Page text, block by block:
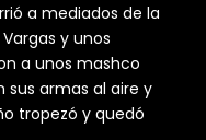
a mediados de la
y unos
a unos mashco
sus armas al aire y
tropezó y quedó